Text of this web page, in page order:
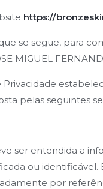
https://
se segue, para
MIGUEL
pelas seguintes
ser entendida a
ou
por